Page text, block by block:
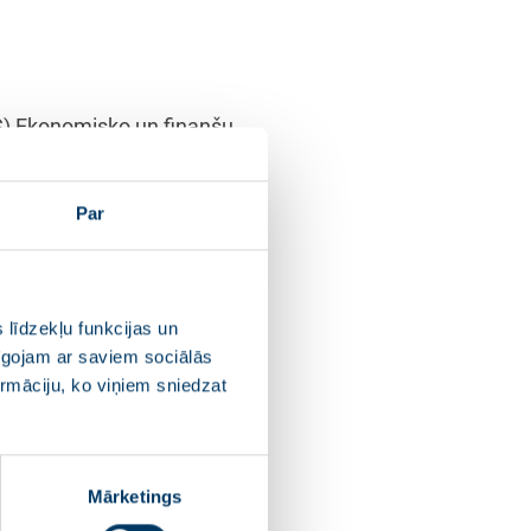
Par
līdzekļu funkcijas un
ar saviem sociālās
ko viņiem sniedzat
Mārketings
Ekonomisko un finanšu
ieviešanu, to
ministrijas pārstāvji.
arī enerģētikas sektoru, lai
finansējumu
būt
ietekmi īstermiņā,
uz alternatīviem